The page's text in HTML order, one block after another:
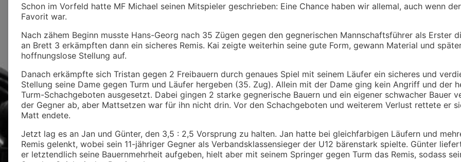
Schon im Vorfeld hatte MF Michael seinen Mitspieler geschrieben: Eine Chance haben wir allemal, auch wenn
Favorit war.
Nach zähem Beginn musste Hans-Georg nach 35 Zügen gegen den gegnerischen Mannschaftsführer als
an Brett 3 erkämpften dann ein sicheres Remis. Kai zeigte weiterhin seine gute Form, gewann Material und
hoffnungslose Stellung auf.
Danach erkämpfte sich Tristan gegen 2 Freibauern durch genaues Spiel mit seinem Läufer ein sicheres und
Stellung seine Dame gegen Turm und Läufer hergeben (35. Zug). Allein mit der Dame ging kein Angriff und der
Turm-Schachgeboten ausgesetzt. Dabei gingen 2 starke gegnerische Bauern und ein eigener schwacher Bauer
der Gegner ab, aber Mattsetzen war für ihn nicht drin. Vor den Schachgeboten und weiterem Verlust rettete er
Matt endete.
Jetzt lag es an Jan und Günter, den 3,5 : 2,5 Vorsprung zu halten. Jan hatte bei gleichfarbigen Läufern und
Remis gelenkt, wobei sein 11-jähriger Gegner als Verbandsklassensieger der U12 bärenstark spielte. Günter
er letztendlich seine Bauernmehrheit aufgeben, hielt aber mit seinem Springer gegen Turm das Remis, sodass